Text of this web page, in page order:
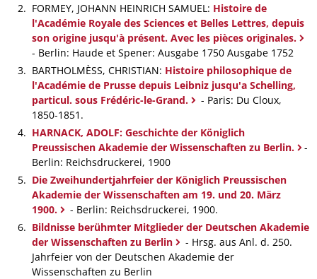
FORMEY, JOHANN HEINRICH SAMUEL: Histoire de
l'Académie Royale des Sciences et Belles Lettres, depuis
son origine jusqu'à présent. Avec les pièces originales.
- Berlin: Haude et Spener: Ausgabe 1750 Ausgabe 1752
BARTHOLMÈSS, CHRISTIAN: Histoire philosophique de
l'Académie de Prusse depuis Leibniz jusqu'a Schelling,
particul. sous Frédéric-le-Grand.
- Paris: Du Cloux,
1850-1851.
HARNACK, ADOLF: Geschichte der Königlich
Preussischen Akademie der Wissenschaften zu Berlin.
-
Berlin: Reichsdruckerei, 1900
Die Zweihundertjahrfeier der Königlich Preussischen
Akademie der Wissenschaften am 19. und 20. März
1900.
- Berlin: Reichsdruckerei, 1900.
Bildnisse berühmter Mitglieder der Deutschen Akademie
der Wissenschaften zu Berlin
- Hrsg. aus Anl. d. 250.
Jahrfeier von der Deutschen Akademie der
Wissenschaften zu Berlin